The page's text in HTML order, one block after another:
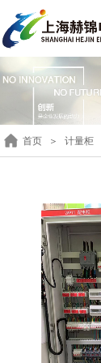
首页 ＞ 计量柜